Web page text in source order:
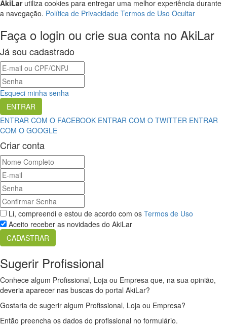
AkiLarutiliza cookies para entregar uma melhor experiência durante
a navegação. Política de Privacidade Termos de Uso Ocultar
Faça o login ou crie sua conta no AkiLar
Já sou cadastrado
Esqueci minha senha
ENTRAR COM O FACEBOOK ENTRAR COM O TWITTER ENTRAR
COM O GOOGLE
Criar conta
Li, compreendi e estou de acordo com os Termos de Uso
Aceito receber as novidades do AkiLar
Sugerir Profissional
Conhece algum Profissional, Loja ou Empresa que, na sua opinião,
deveria aparecer nas buscas do portal AkiLar?
Gostaria de sugerir algum Profissional, Loja ou Empresa?
Então preencha os dados do profissional no formulário.